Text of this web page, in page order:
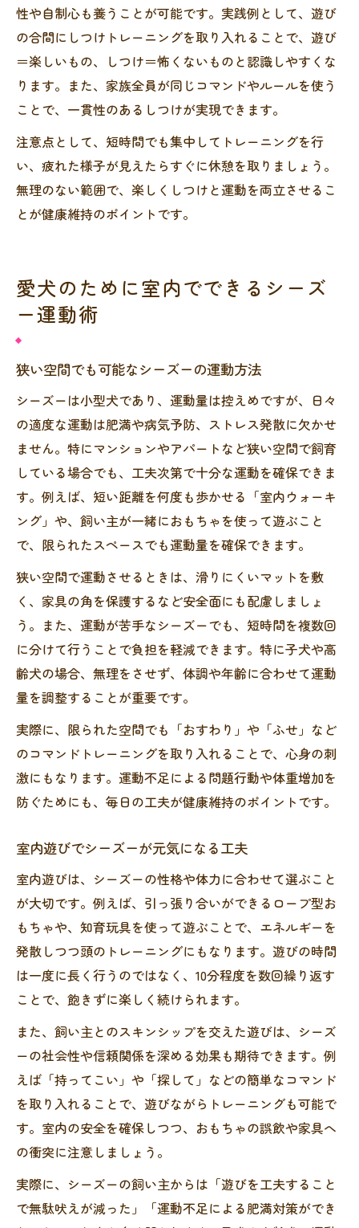
性や自制心も養うことが可能です。実践例として、遊び
の合間にしつけトレーニングを取り入れることで、遊び
＝楽しいもの、しつけ＝怖くないものと認識しやすくな
ります。また、家族全員が同じコマンドやルールを使う
ことで、一貫性のあるしつけが実現できます。
注意点として、短時間でも集中してトレーニングを行
い、疲れた様子が見えたらすぐに休憩を取りましょう。
無理のない範囲で、楽しくしつけと運動を両立させるこ
とが健康維持のポイントです。
愛犬のために室内でできるシーズ
ー運動術
狭い空間でも可能なシーズーの運動方法
シーズーは小型犬であり、運動量は控えめですが、日々
の適度な運動は肥満や病気予防、ストレス発散に欠かせ
ません。特にマンションやアパートなど狭い空間で飼育
している場合でも、工夫次第で十分な運動を確保できま
す。例えば、短い距離を何度も歩かせる「室内ウォーキ
ング」や、飼い主が一緒におもちゃを使って遊ぶこと
で、限られたスペースでも運動量を確保できます。
狭い空間で運動させるときは、滑りにくいマットを敷
く、家具の角を保護するなど安全面にも配慮しましょ
う。また、運動が苦手なシーズーでも、短時間を複数回
に分けて行うことで負担を軽減できます。特に子犬や高
齢犬の場合、無理をさせず、体調や年齢に合わせて運動
量を調整することが重要です。
実際に、限られた空間でも「おすわり」や「ふせ」など
のコマンドトレーニングを取り入れることで、心身の刺
激にもなります。運動不足による問題行動や体重増加を
防ぐためにも、毎日の工夫が健康維持のポイントです。
室内遊びでシーズーが元気になる工夫
室内遊びは、シーズーの性格や体力に合わせて選ぶこと
が大切です。例えば、引っ張り合いができるロープ型お
もちゃや、知育玩具を使って遊ぶことで、エネルギーを
発散しつつ頭のトレーニングにもなります。遊びの時間
は一度に長く行うのではなく、10分程度を数回繰り返す
ことで、飽きずに楽しく続けられます。
また、飼い主とのスキンシップを交えた遊びは、シーズ
ーの社会性や信頼関係を深める効果も期待できます。例
えば「持ってこい」や「探して」などの簡単なコマンド
を取り入れることで、遊びながらトレーニングも可能で
す。室内の安全を確保しつつ、おもちゃの誤飲や家具へ
の衝突に注意しましょう。
実際に、シーズーの飼い主からは「遊びを工夫すること
で無駄吠えが減った」「運動不足による肥満対策ができ